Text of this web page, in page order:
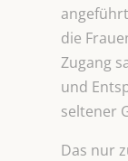
die
Zugang
und
seltener
Das nur